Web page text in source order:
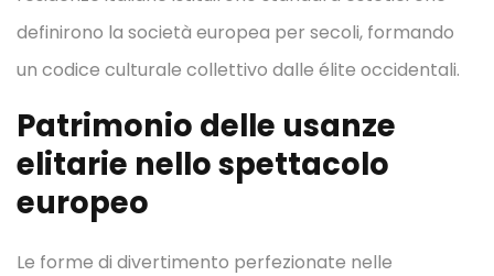
definirono la società europea per secoli, formando
un codice culturale collettivo dalle élite occidentali.
Patrimonio delle usanze
elitarie nello spettacolo
europeo
Le forme di divertimento perfezionate nelle